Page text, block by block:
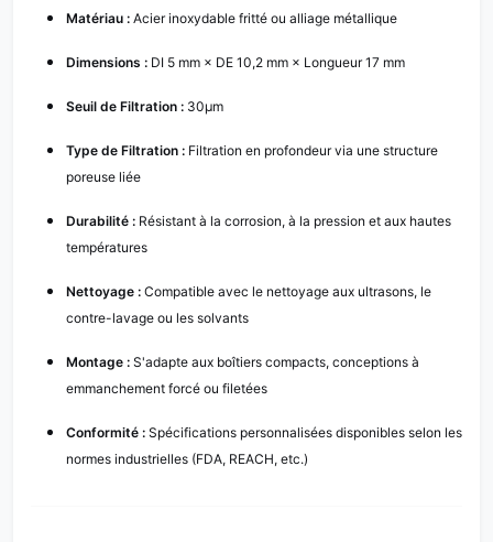
Matériau : Acier inoxydable fritté ou alliage métallique
Dimensions : DI 5 mm × DE 10,2 mm × Longueur 17 mm
Seuil de Filtration : 30µm
Type de Filtration : Filtration en profondeur via une structure
poreuse liée
Durabilité : Résistant à la corrosion, à la pression et aux hautes
températures
Nettoyage : Compatible avec le nettoyage aux ultrasons, le
contre-lavage ou les solvants
Montage : S'adapte aux boîtiers compacts, conceptions à
emmanchement forcé ou filetées
Conformité : Spécifications personnalisées disponibles selon les
normes industrielles (FDA, REACH, etc.)